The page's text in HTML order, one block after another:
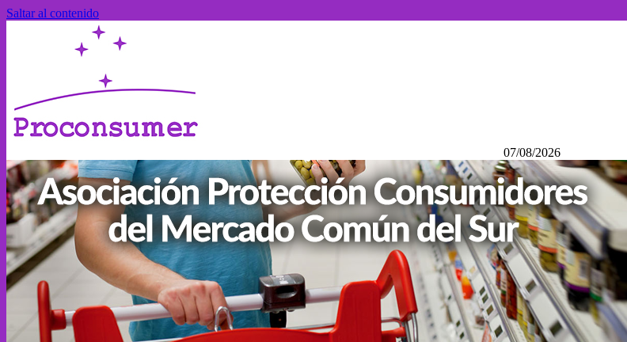
Saltar al contenido
07/08/2026